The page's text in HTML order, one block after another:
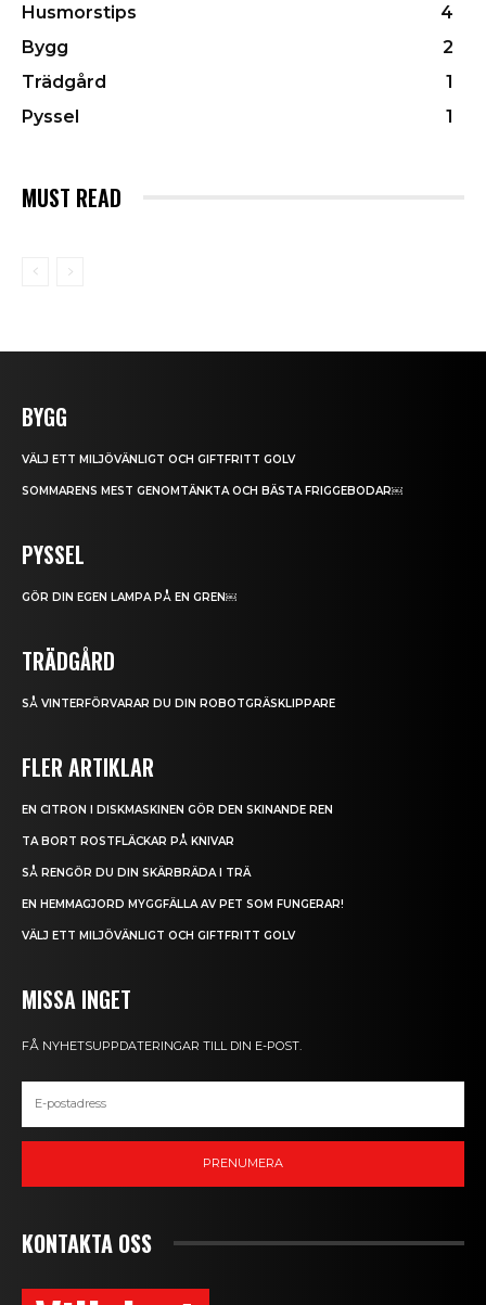
Husmorstips
4
Bygg
2
Trädgård
1
Pyssel
1
MUST READ
BYGG
VÄLJ ETT MILJÖVÄNLIGT OCH GIFTFRITT GOLV
SOMMARENS MEST GENOMTÄNKTA OCH BÄSTA FRIGGEBODAR￼
PYSSEL
GÖR DIN EGEN LAMPA PÅ EN GREN￼
TRÄDGÅRD
SÅ VINTERFÖRVARAR DU DIN ROBOTGRÄSKLIPPARE
FLER ARTIKLAR
EN CITRON I DISKMASKINEN GÖR DEN SKINANDE REN
TA BORT ROSTFLÄCKAR PÅ KNIVAR
SÅ RENGÖR DU DIN SKÄRBRÄDA I TRÄ
EN HEMMAGJORD MYGGFÄLLA AV PET SOM FUNGERAR!
VÄLJ ETT MILJÖVÄNLIGT OCH GIFTFRITT GOLV
MISSA INGET
FÅ NYHETSUPPDATERINGAR TILL DIN E-POST.
PRENUMERA
KONTAKTA OSS